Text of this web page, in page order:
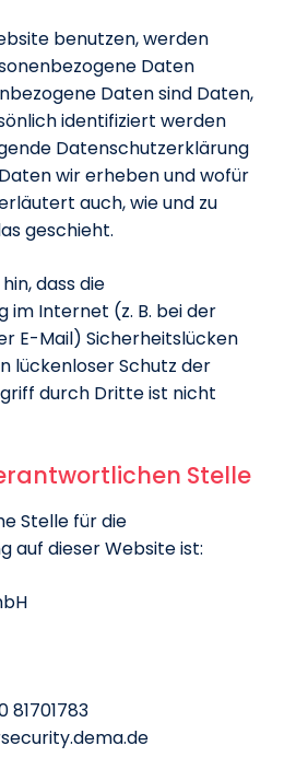
benutzen, werden
Daten
Daten sind Daten,
identifiziert werden
Datenschutzerklärung
wir erheben und wofür
auch, wie und zu
geschieht.
dass die
im Internet (z. B. bei der
E-Mail) Sicherheitslücken
lückenloser Schutz der
durch Dritte ist nicht
Stelle
Stelle für die
auf dieser Website ist:
81701783